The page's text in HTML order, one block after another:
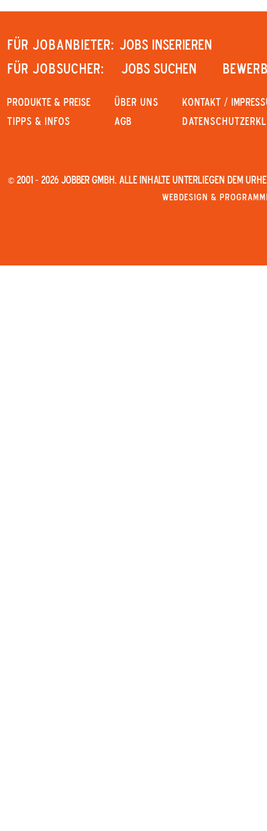
Für Jobanbieter: JOBS INSERIEREN
Für Jobsucher:
JOBS SUCHEN
PRODUKTE & PREISE
Tipps & Infos
Über uns
AGB
KONTAKT /
© 2001 - 2026 JOBBER GmbH. Alle Inhalte unterliegen dem
Webdesign &